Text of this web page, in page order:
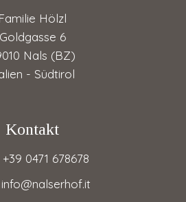
Familie Hölzl
Goldgasse 6
Nals (BZ)
- Südtirol
Kontakt
+39 0471 678678
info@nalserhof.it